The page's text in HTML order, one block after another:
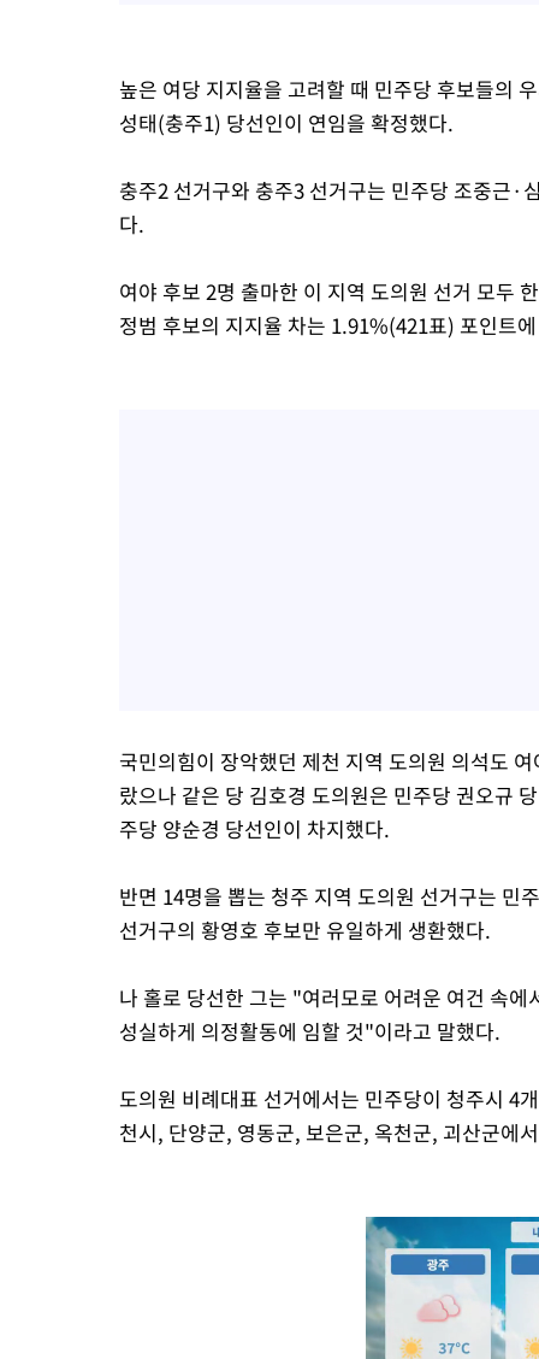
높은 여당 지지율을 고려할 때 민주당 후보들의
성태(충주1) 당선인이 연임을 확정했다.
충주2 선거구와 충주3 선거구는 민주당 조중근·
다.
여야 후보 2명 출마한 이 지역 도의원 선거 모두
정범 후보의 지지율 차는 1.91%(421표) 포인트
국민의힘이 장악했던 제천 지역 도의원 의석도
랐으나 같은 당 김호경 도의원은 민주당 권오규
주당 양순경 당선인이 차지했다.
반면 14명을 뽑는 청주 지역 도의원 선거구는 민
선거구의 황영호 후보만 유일하게 생환했다.
나 홀로 당선한 그는 "여러모로 어려운 여건 속
성실하게 의정활동에 임할 것"이라고 말했다.
도의원 비례대표 선거에서는 민주당이 청주시 4
천시, 단양군, 영동군, 보은군, 옥천군, 괴산군에